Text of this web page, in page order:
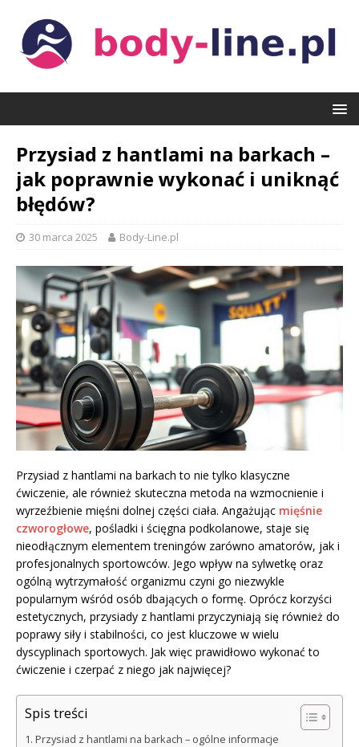
Przysiad z hantlami na barkach –
jak poprawnie wykonać i uniknąć
błędów?
30 marca 2025 Body-Line.pl
Przysiad z hantlami na barkach to nie tylko klasyczne
ćwiczenie, ale również skuteczna metoda na wzmocnienie i
wyrzeźbienie mięśni dolnej części ciała. Angażując mięśnie
czworogłowe, pośladki i ścięgna podkolanowe, staje się
nieodłącznym elementem treningów zarówno amatorów, jak i
profesjonalnych sportowców. Jego wpływ na sylwetkę oraz
ogólną wytrzymałość organizmu czyni go niezwykle
popularnym wśród osób dbających o formę. Oprócz korzyści
estetycznych, przysiady z hantlami przyczyniają się również do
poprawy siły i stabilności, co jest kluczowe w wielu
dyscyplinach sportowych. Jak więc prawidłowo wykonać to
ćwiczenie i czerpać z niego jak najwięcej?
Spis treści
Przysiad z hantlami na barkach – ogólne informacje